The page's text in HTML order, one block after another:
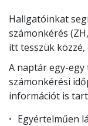
Hallgatóinkat
számonkérés
itt tesszük
A naptár egy-
számonkérési
információt is
Egyértelműen